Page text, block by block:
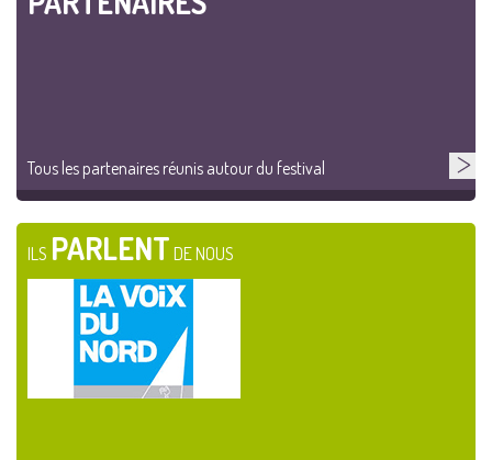
Tous les partenaires réunis autour du festival
ILS PARLENT DE NOUS